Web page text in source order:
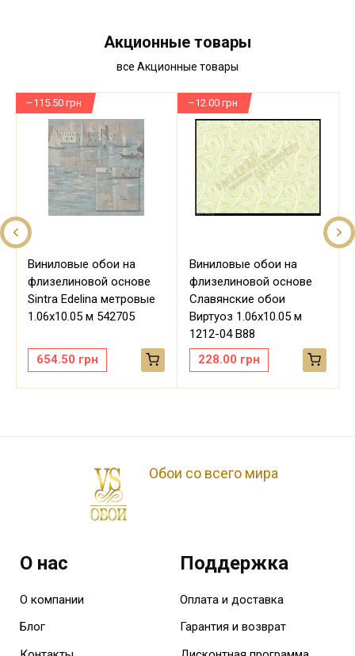
Акционные товары
все Акционные товары
Виниловые обои на
флизелиновой основе
Sintra Edelina метровые
1.06х10.05 м 542705
654.50 грн
–115.50 грн
Виниловые обои на
флизелиновой основе
Славянские обои
Виртуоз 1.06х10.05 м
1212-04 В88
228.00 грн
–12.00 грн
Обои со всего мира
О нас
О компании
Блог
Поддержка
Оплата и доставка
Гарантия и возврат